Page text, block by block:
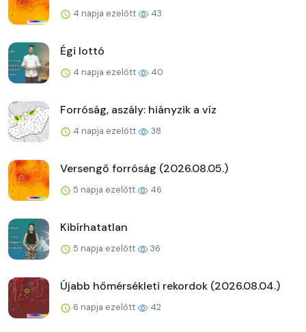
4 napja ezelőtt 43
Égi lottó
4 napja ezelőtt 40
Forróság, aszály: hiányzik a víz
4 napja ezelőtt 38
Versengő forróság (2026.08.05.)
5 napja ezelőtt 46
Kibírhatatlan
5 napja ezelőtt 36
Újabb hőmérsékleti rekordok (2026.08.04.)
6 napja ezelőtt 42